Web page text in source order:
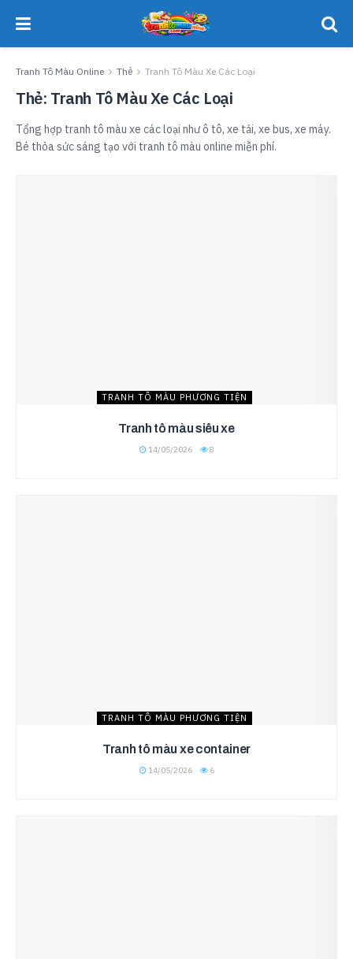
Tranh Tô Màu Online Thẻ Tranh Tô Màu Xe Các Loại
Thẻ: Tranh Tô Màu Xe Các Loại
Tổng hợp tranh tô màu xe các loại như ô tô, xe tải, xe bus, xe máy.
Bé thỏa sức sáng tạo với tranh tô màu online miễn phí.
TRANH TÔ MÀU PHƯƠNG TIỆN
Tranh tô màu siêu xe
14/05/2026 8
TRANH TÔ MÀU PHƯƠNG TIỆN
Tranh tô màu xe container
14/05/2026 6